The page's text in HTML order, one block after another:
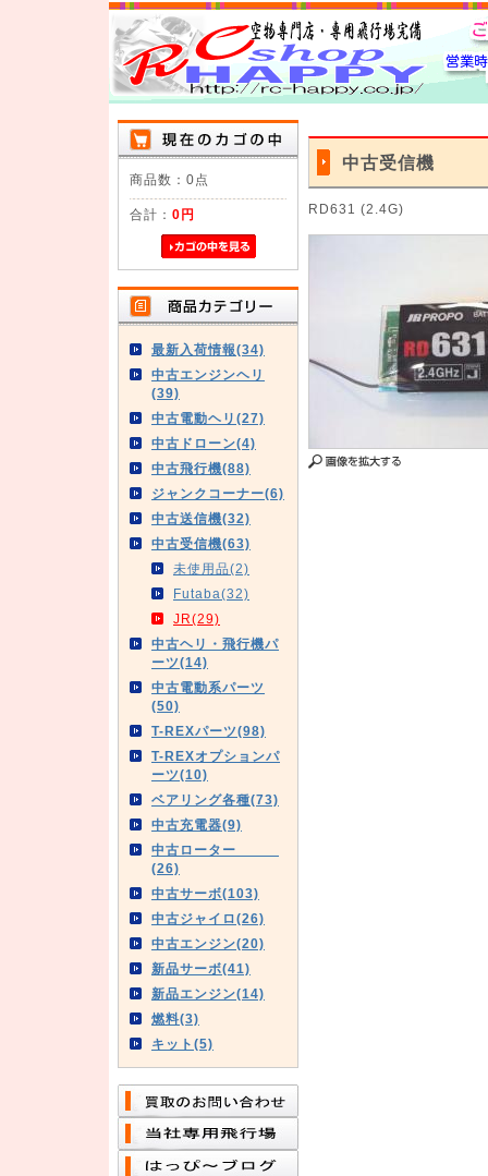
商品数：0点
合計： 0円
最新入荷情報(34)
中古エンジンヘリ
(39)
中古電動ヘリ(27)
中古ドローン(4)
中古飛行機(88)
ジャンクコーナー(6)
中古送信機(32)
中古受信機(63)
未使用品(2)
Futaba(32)
JR(29)
中古ヘリ・飛行機パ
ーツ(14)
中古電動系パーツ
(50)
T-REXパーツ(98)
T-REXオプションパ
ーツ(10)
ベアリング各種(73)
中古充電器(9)
中古ローター
(26)
中古サーボ(103)
中古ジャイロ(26)
中古エンジン(20)
新品サーボ(41)
新品エンジン(14)
燃料(3)
キット(5)
中古受信機
RD631 (2.4G)